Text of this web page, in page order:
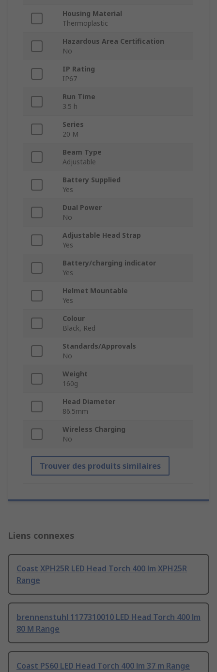
Housing Material
Thermoplastic
Hazardous Area Certification
No
IP Rating
IP67
Run Time
3.5 h
Series
20 M
Beam Type
Adjustable
Battery Supplied
Yes
Dual Power
No
Adjustable Head Strap
Yes
Battery/charging indicator
Yes
Helmet Mountable
Yes
Colour
Black, Red
Standards/Approvals
No
Weight
160g
Head Diameter
86.5mm
Wireless Charging
No
Trouver des produits similaires
Liens connexes
Coast XPH25R LED Head Torch 400 lm XPH25R
Range
brennenstuhl 1177310010 LED Head Torch 400 lm
80 M Range
Coast PS60 LED Head Torch 400 lm 37 m Range